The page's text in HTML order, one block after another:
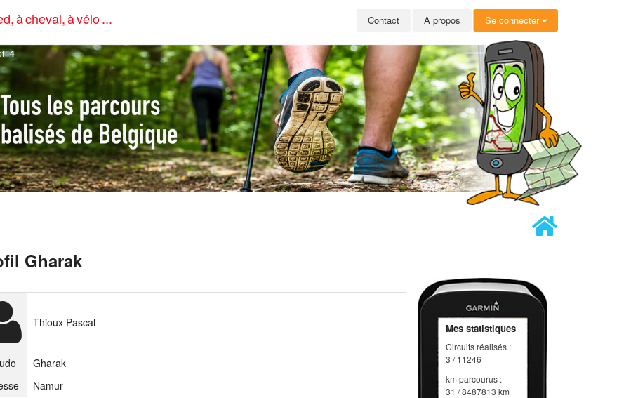
à cheval, à vélo ... Contact A propos Se connecter
4
Gharak
Thioux Pascal
Gharak
Namur
Mes statistiques
Circuits réalisés :
3 / 11246
km parcourus :
31 / 8487813 km